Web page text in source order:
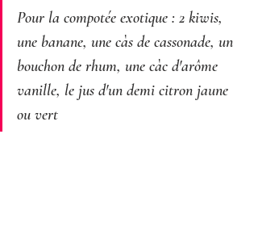
Pour la compotée exotique : 2 kiwis,
une banane, une càs de cassonade, un
bouchon de rhum, une càc d'arôme
vanille, le jus d'un demi citron jaune
ou vert